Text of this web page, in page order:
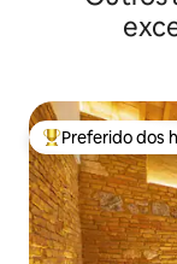
Entre os
Preferido dos